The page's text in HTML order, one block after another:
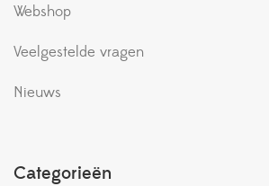
Webshop
Veelgestelde vragen
Nieuws
Categorieën